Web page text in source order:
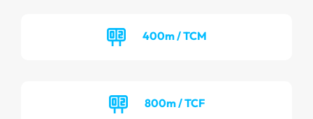
400m / TCM
800m / TCF